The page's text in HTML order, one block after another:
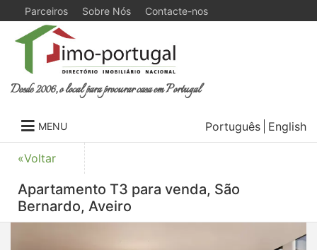
Parceiros Sobre Nós Contacte-nos
Desde 2006, o local para procurar casa em Portugal
MENU Português English
«Voltar
Apartamento T3 para venda, São
Bernardo, Aveiro